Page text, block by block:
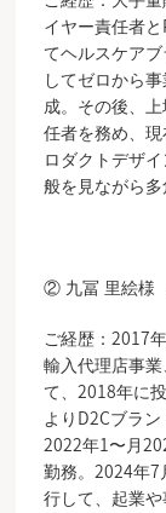
イヤー責任者
てヘルスケア
してゼロから
成。その後、
任者を務め、
ロダクトデザ
般を見ながら多
② 九冨 里絵様
ご経歴：2017
輸入代理店事
て、2018年に
よりD2Cブラ
2022年1〜月
勤務。2024年7
行して、起業